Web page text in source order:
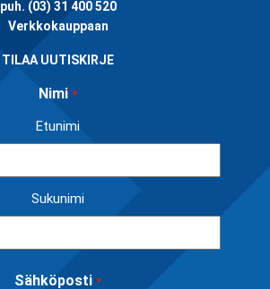
puh. (03) 31 400 520
Verkkokauppaan
TILAA UUTISKIRJE
Nimi *
Etunimi
Sukunimi
Sähköposti *